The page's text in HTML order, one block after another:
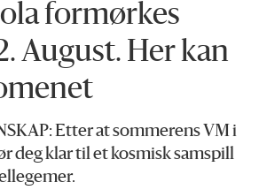
formørkes
August. Her kan
Etter at sommerens VM i
deg klar til et kosmisk samspill